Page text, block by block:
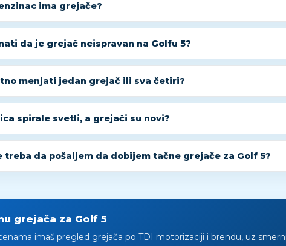
ima grejače?
da je grejač neispravan na Golfu 5?
menjati jedan grejač ili sva četiri?
spirale svetli, a grejači su novi?
treba da pošaljem da dobijem tačne grejače za Golf 5?
grejača za Golf 5
imaš pregled grejača po TDI motorizaciji i brendu, uz